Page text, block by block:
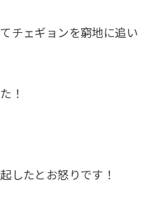
チェギョンを窮地に追い
！
したとお怒りです！